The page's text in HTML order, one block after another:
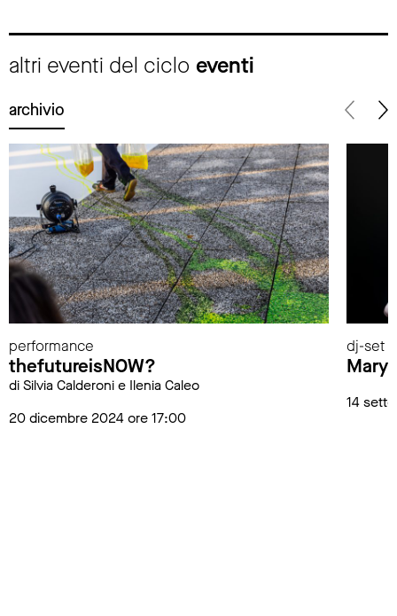
altri eventi del ciclo eventi
archivio
performance
thefutureisNOW?
di Silvia Calderoni e Ilenia Caleo
20 dicembre 2024 ore 17:00
dj-set
Mary
14